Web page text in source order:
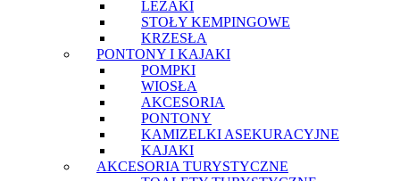
LEŻAKI
STOŁY KEMPINGOWE
KRZESŁA
PONTONY I KAJAKI
POMPKI
WIOSŁA
AKCESORIA
PONTONY
KAMIZELKI ASEKURACYJNE
KAJAKI
AKCESORIA TURYSTYCZNE